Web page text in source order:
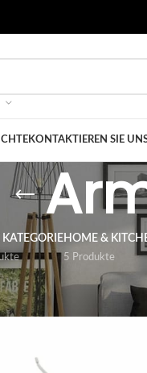
KONTAKTIEREN SIE
HOME &
5 Produkte
/Ausgabe ZUBEHÖR